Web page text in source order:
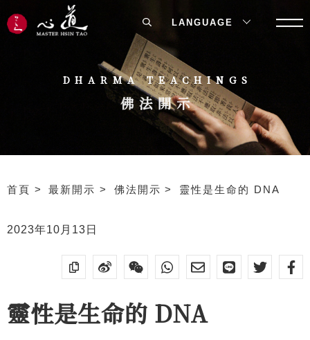
DHARMA TEACHINGS
佛法開示
首頁 最新開示 佛法開示 靈性是生命的 DNA
2023年10月13日
靈性是生命的 DNA
LANGUAGE